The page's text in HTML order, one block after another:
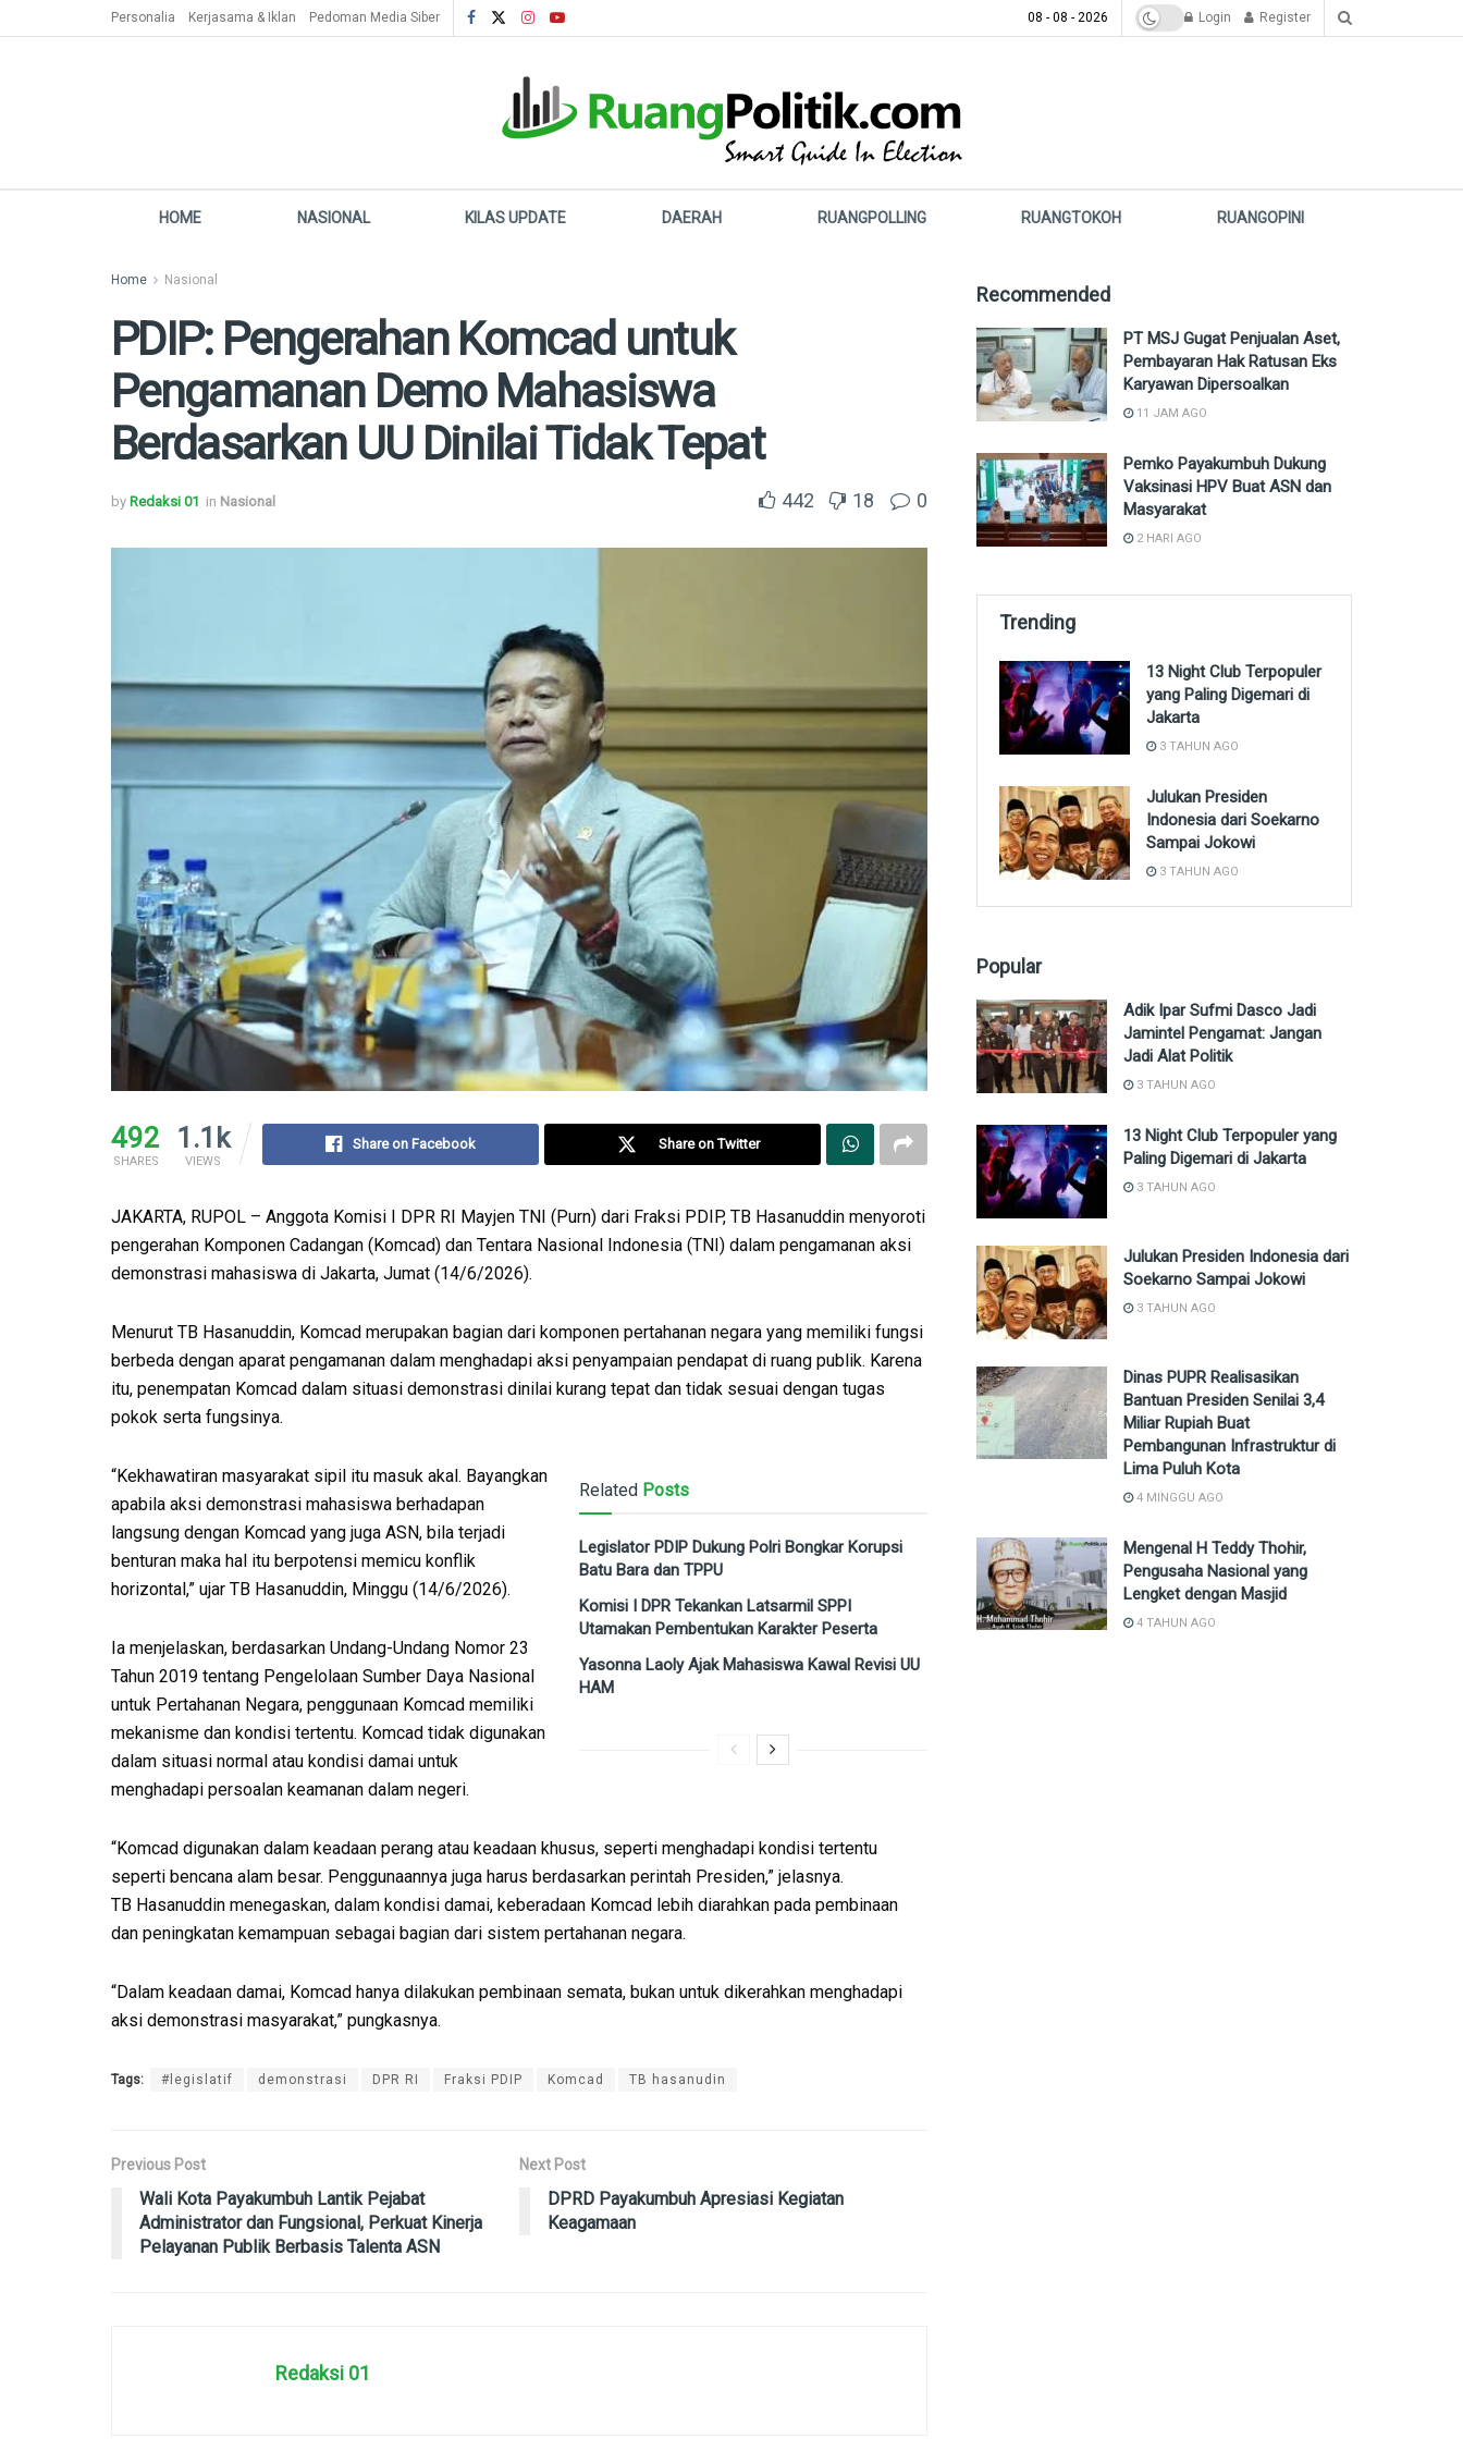
Personalia Kerjasama & Iklan Pedoman Media Siber 08 - 08 - 2026 Login Register
HOME NASIONAL KILAS UPDATE DAERAH RUANGPOLLING RUANGTOKOH RUANGOPINI
Home Nasional
PDIP: Pengerahan Komcad untuk
Pengamanan Demo Mahasiswa
Berdasarkan UU Dinilai Tidak Tepat
by Redaksi 01 in Nasional 442 18 0
492
SHARES
1.1k
VIEWS
Share on Facebook Share on Twitter
JAKARTA, RUPOL – Anggota Komisi I DPR RI Mayjen TNI (Purn) dari Fraksi PDIP, TB Hasanuddin menyoroti
pengerahan Komponen Cadangan (Komcad) dan Tentara Nasional Indonesia (TNI) dalam pengamanan aksi
demonstrasi mahasiswa di Jakarta, Jumat (14/6/2026).
Menurut TB Hasanuddin, Komcad merupakan bagian dari komponen pertahanan negara yang memiliki fungsi
berbeda dengan aparat pengamanan dalam menghadapi aksi penyampaian pendapat di ruang publik. Karena
itu, penempatan Komcad dalam situasi demonstrasi dinilai kurang tepat dan tidak sesuai dengan tugas
pokok serta fungsinya.
Related Posts
Legislator PDIP Dukung Polri Bongkar Korupsi
Batu Bara dan TPPU
Komisi I DPR Tekankan Latsarmil SPPI
Utamakan Pembentukan Karakter Peserta
Yasonna Laoly Ajak Mahasiswa Kawal Revisi UU
HAM
“Kekhawatiran masyarakat sipil itu masuk akal. Bayangkan
apabila aksi demonstrasi mahasiswa berhadapan
langsung dengan Komcad yang juga ASN, bila terjadi
benturan maka hal itu berpotensi memicu konflik
horizontal,” ujar TB Hasanuddin, Minggu (14/6/2026).
Ia menjelaskan, berdasarkan Undang-Undang Nomor 23
Tahun 2019 tentang Pengelolaan Sumber Daya Nasional
untuk Pertahanan Negara, penggunaan Komcad memiliki
mekanisme dan kondisi tertentu. Komcad tidak digunakan
dalam situasi normal atau kondisi damai untuk
menghadapi persoalan keamanan dalam negeri.
“Komcad digunakan dalam keadaan perang atau keadaan khusus, seperti menghadapi kondisi tertentu
seperti bencana alam besar. Penggunaannya juga harus berdasarkan perintah Presiden,” jelasnya.
TB Hasanuddin menegaskan, dalam kondisi damai, keberadaan Komcad lebih diarahkan pada pembinaan
dan peningkatan kemampuan sebagai bagian dari sistem pertahanan negara.
“Dalam keadaan damai, Komcad hanya dilakukan pembinaan semata, bukan untuk dikerahkan menghadapi
aksi demonstrasi masyarakat,” pungkasnya.
Tags: #legislatif demonstrasi DPR RI Fraksi PDIP Komcad TB hasanudin
Previous Post
Wali Kota Payakumbuh Lantik Pejabat
Administrator dan Fungsional, Perkuat Kinerja
Pelayanan Publik Berbasis Talenta ASN
Next Post
DPRD Payakumbuh Apresiasi Kegiatan
Keagamaan
Redaksi 01
Recommended
PT MSJ Gugat Penjualan Aset,
Pembayaran Hak Ratusan Eks
Karyawan Dipersoalkan
11 JAM AGO
Pemko Payakumbuh Dukung
Vaksinasi HPV Buat ASN dan
Masyarakat
2 HARI AGO
Trending
13 Night Club Terpopuler
yang Paling Digemari di
Jakarta
3 TAHUN AGO
Julukan Presiden
Indonesia dari Soekarno
Sampai Jokowi
3 TAHUN AGO
Popular
Adik Ipar Sufmi Dasco Jadi
Jamintel Pengamat: Jangan
Jadi Alat Politik
3 TAHUN AGO
13 Night Club Terpopuler yang
Paling Digemari di Jakarta
3 TAHUN AGO
Julukan Presiden Indonesia dari
Soekarno Sampai Jokowi
3 TAHUN AGO
Dinas PUPR Realisasikan
Bantuan Presiden Senilai 3,4
Miliar Rupiah Buat
Pembangunan Infrastruktur di
Lima Puluh Kota
4 MINGGU AGO
Mengenal H Teddy Thohir,
Pengusaha Nasional yang
Lengket dengan Masjid
4 TAHUN AGO